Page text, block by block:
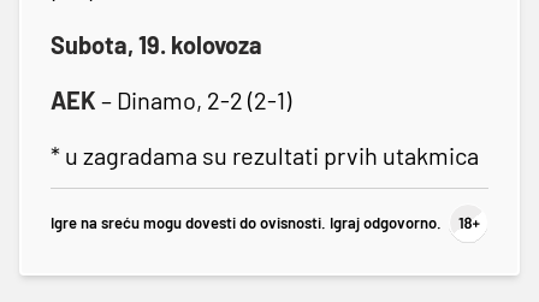
Subota, 19. kolovoza
AEK – Dinamo, 2-2 (2-1)
* u zagradama su rezultati prvih utakmica
Igre na sreću mogu dovesti do ovisnosti. Igraj odgovorno.